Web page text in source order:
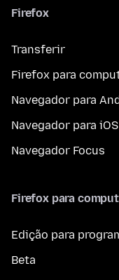
Firefox
Transferir
Firefox para
Navegador para
Navegador para iOS
Navegador Focus
Firefox para
Edição para
Beta